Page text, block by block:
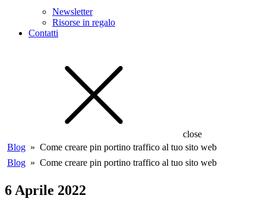
Newsletter
Risorse in regalo
Contatti
close
Blog » Come creare pin portino traffico al tuo sito web
Blog » Come creare pin portino traffico al tuo sito web
6 Aprile 2022